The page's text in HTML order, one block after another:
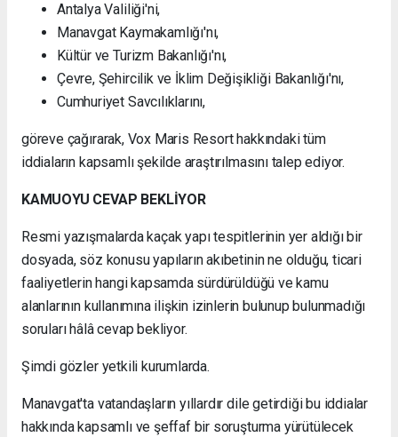
Antalya Valiliği'ni,
Manavgat Kaymakamlığı'nı,
Kültür ve Turizm Bakanlığı'nı,
Çevre, Şehircilik ve İklim Değişikliği Bakanlığı'nı,
Cumhuriyet Savcılıklarını,
göreve çağırarak, Vox Maris Resort hakkındaki tüm
iddiaların kapsamlı şekilde araştırılmasını talep ediyor.
KAMUOYU CEVAP BEKLİYOR
Resmi yazışmalarda kaçak yapı tespitlerinin yer aldığı bir
dosyada, söz konusu yapıların akıbetinin ne olduğu, ticari
faaliyetlerin hangi kapsamda sürdürüldüğü ve kamu
alanlarının kullanımına ilişkin izinlerin bulunup bulunmadığı
soruları hâlâ cevap bekliyor.
Şimdi gözler yetkili kurumlarda.
Manavgat'ta vatandaşların yıllardır dile getirdiği bu iddialar
hakkında kapsamlı ve şeffaf bir soruşturma yürütülecek